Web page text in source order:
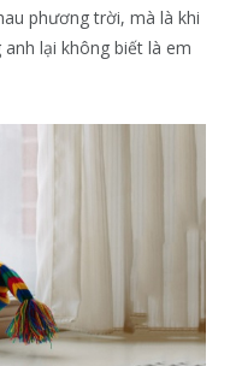
phương trời, mà là khi
lại không biết là em